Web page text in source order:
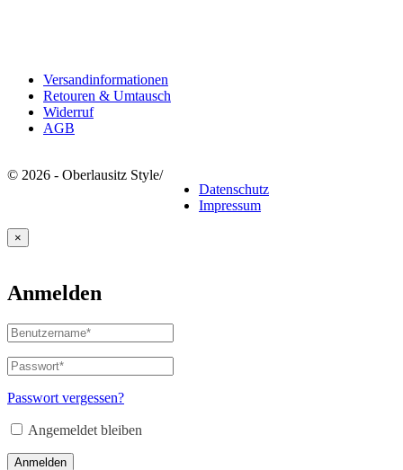
Versandinformationen
Retouren & Umtausch
Widerruf
AGB
© 2026 - Oberlausitz Style/
Datenschutz
Impressum
×
Anmelden
Benutzername
oder
E-
Mail-
Adresse*
Passwort*
Erforderlich
Passwort vergessen?
Angemeldet bleiben
Anmelden